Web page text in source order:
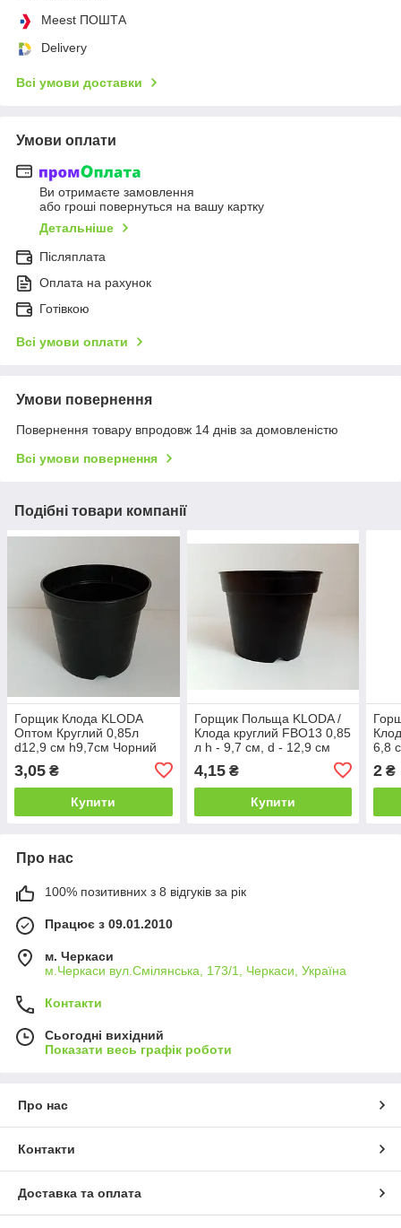
Meest ПОШТА
Delivery
Всі умови доставки
Умови оплати
Ви отримаєте замовлення
або гроші повернуться на вашу картку
Детальніше
Післяплата
Оплата на рахунок
Готівкою
Всі умови оплати
Умови повернення
Повернення товару впродовж 14 днів за домовленістю
Всі умови повернення
Подібні товари компанії
Горщик Клода KLODA
Оптом Круглий 0,85л
d12,9 см h9,7см Чорний
3,05 ₴
Купити
Горщик Польща KLODA /
Клода круглий FBO13 0,85
л h - 9,7 см, d - 12,9 см
4,15₴
Купити
6,8
2 ₴
Про нас
100% позитивних з 8 відгуків за рік
Працює з 09.01.2010
м. Черкаси
м.Черкаси вул.Смілянська, 173/1, Черкаси, Україна
Контакти
Сьогодні вихідний
Показати весь графік роботи
Про нас
Контакти
Доставка та оплата